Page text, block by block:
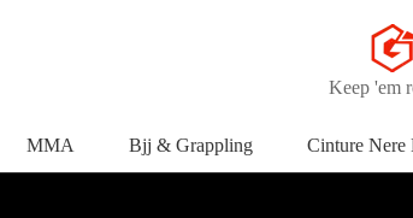
Keep 'em
MMA Bjj & Grappling Cinture Nere